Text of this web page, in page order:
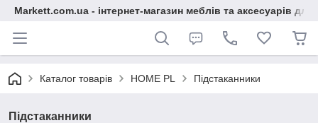
Markett.com.ua - інтернет-магазин меблів та аксесуарів для
Каталог товарів HOME PL Підстаканники
Підстаканники